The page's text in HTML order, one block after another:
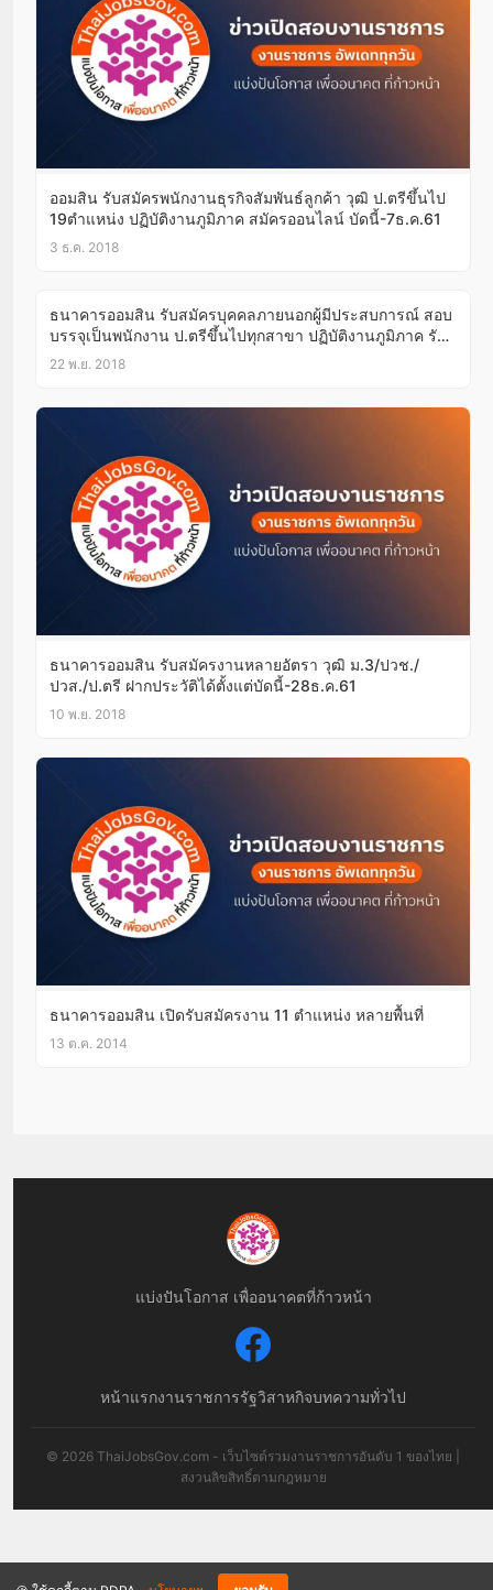
ออมสิน รับสมัครพนักงานธุรกิจสัมพันธ์ลูกค้า วุฒิ ป.ตรีขึ้นไป
19ตำแหน่ง ปฏิบัติงานภูมิภาค สมัครออนไลน์ บัดนี้-7ธ.ค.61
3 ธ.ค. 2018
ธนาคารออมสิน รับสมัครบุคคลภายนอกผู้มีประสบการณ์ สอบ
บรรจุเป็นพนักงาน ป.ตรีขึ้นไปทุกสาขา ปฏิบัติงานภูมิภาค รับ
สมัครผ่านระบบออนไลน์บัดนี้-7ธ.ค.61
22 พ.ย. 2018
ธนาคารออมสิน รับสมัครงานหลายอัตรา วุฒิ ม.3/ปวช./
ปวส./ป.ตรี ฝากประวัติได้ตั้งแต่บัดนี้-28ธ.ค.61
10 พ.ย. 2018
ธนาคารออมสิน เปิดรับสมัครงาน 11 ตำแหน่ง หลายพื้นที่
13 ต.ค. 2014
แบ่งปันโอกาส เพื่ออนาคตที่ก้าวหน้า
หน้าแรกงานราชการรัฐวิสาหกิจบทความทั่วไป
© 2026 ThaiJobsGov.com - เว็บไซต์รวมงานราชการอันดับ 1 ของไทย |
สงวนลิขสิทธิ์ตามกฎหมาย